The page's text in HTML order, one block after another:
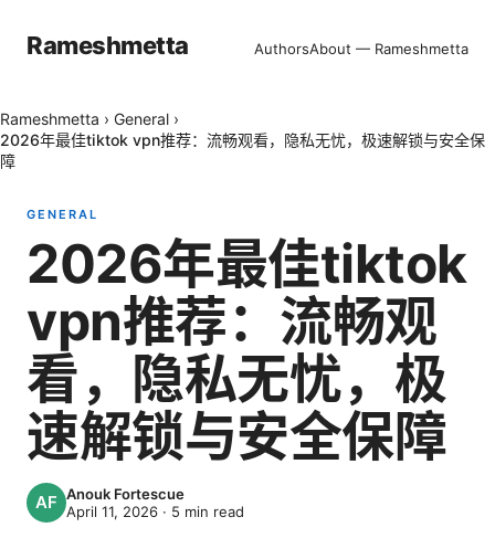
Rameshmetta AuthorsAbout — Rameshmetta
Rameshmetta › General ›
2026年最佳tiktok vpn推荐：流畅观看，隐私无忧，极速解锁与安全保
障
GENERAL
2026年最佳tiktok
vpn推荐：流畅观
看，隐私无忧，极
速解锁与安全保障
Anouk Fortescue
April 11, 2026 · 5 min read